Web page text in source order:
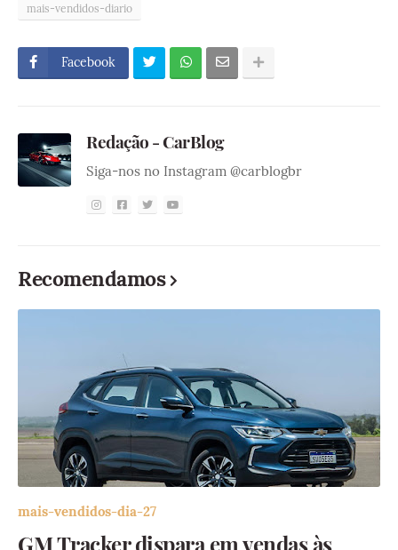
mais-vendidos-diario
Facebook
Redação - CarBlog
Siga-nos no Instagram @carblogbr
Recomendamos
mais-vendidos-dia-27
GM Tracker dispara em vendas às